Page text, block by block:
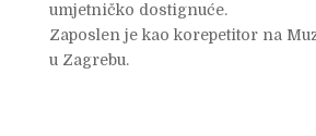
umjetničko dostignuće.
Zaposlen je kao korepetitor na
u Zagrebu.